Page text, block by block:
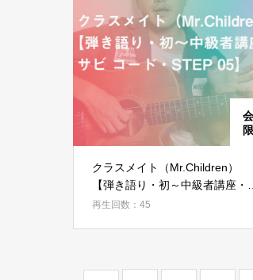
クラスメイト（Mr.Children）
【弾き語り・初～中級者講座・サ
ビ コード・STEP 05】
再生回数：45